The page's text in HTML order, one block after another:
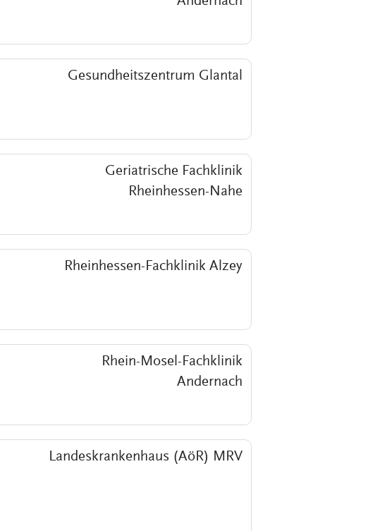
Gesundheitszentrum Glantal
Geriatrische Fachklinik
Rheinhessen-Nahe
Rheinhessen-Fachklinik Alzey
Rhein-Mosel-Fachklinik
Andernach
Landeskrankenhaus (AöR) MRV